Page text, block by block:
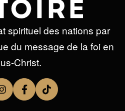
spirituel des nations par
du message de la foi en
Christ.